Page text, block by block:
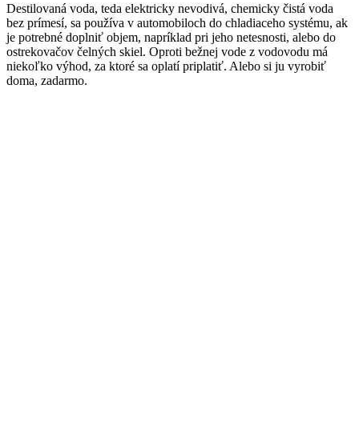
Destilovaná voda, teda elektricky nevodivá, chemicky čistá voda
bez prímesí, sa používa v automobiloch do chladiaceho systému, ak
je potrebné doplniť objem, napríklad pri jeho netesnosti, alebo do
ostrekovačov čelných skiel. Oproti bežnej vode z vodovodu má
niekoľko výhod, za ktoré sa oplatí priplatiť. Alebo si ju vyrobiť
doma, zadarmo.